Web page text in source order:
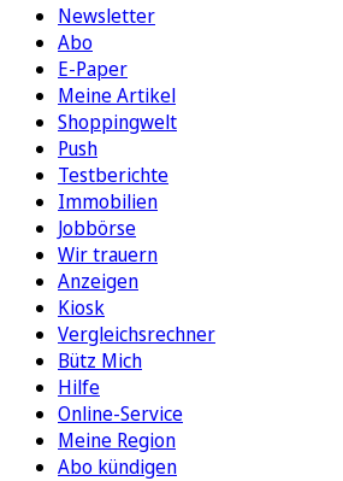
Newsletter
Abo
E-Paper
Meine Artikel
Shoppingwelt
Push
Testberichte
Immobilien
Jobbörse
Wir trauern
Anzeigen
Kiosk
Vergleichsrechner
Bütz Mich
Hilfe
Online-Service
Meine Region
Abo kündigen